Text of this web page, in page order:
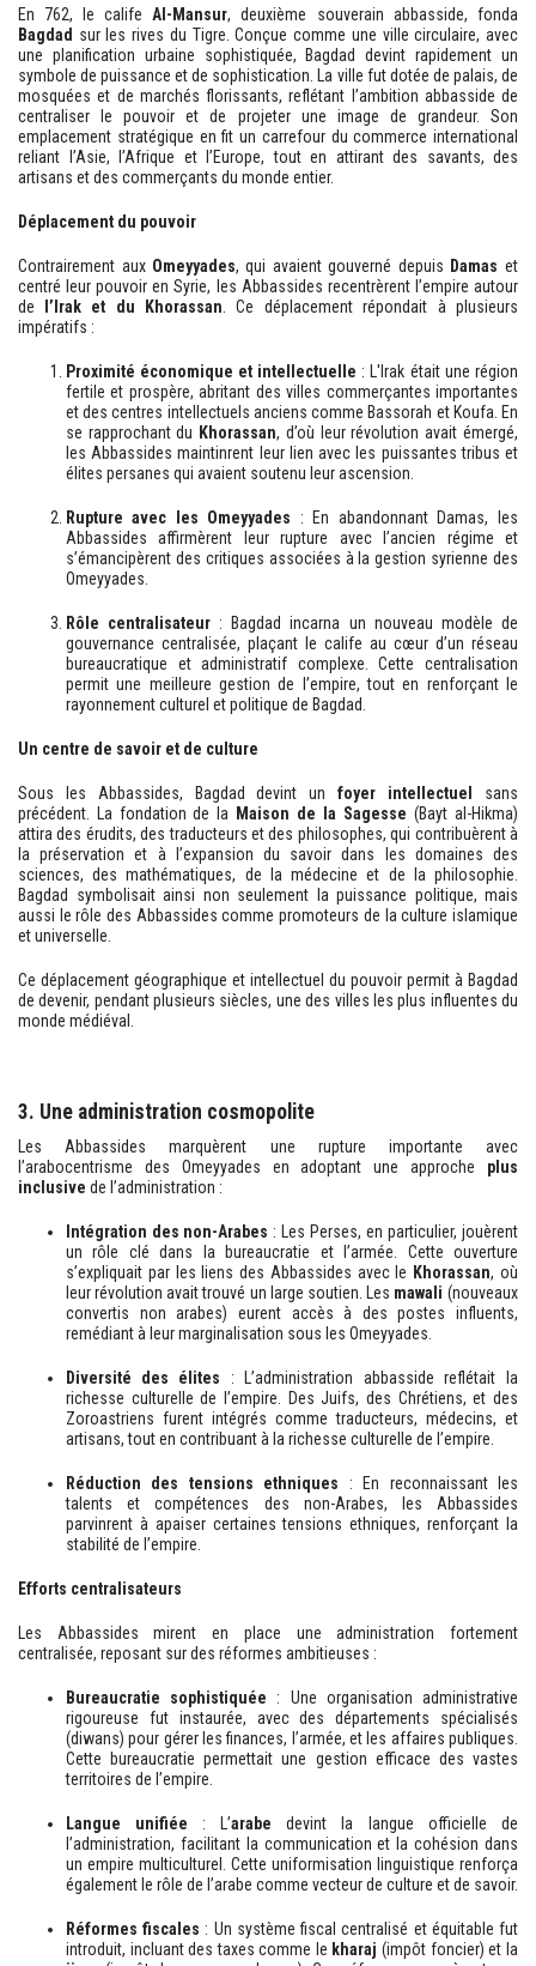
En 762, le calife Al-Mansur, deuxième souverain abbasside, fonda
Bagdad sur les rives du Tigre. Conçue comme une ville circulaire, avec
une planification urbaine sophistiquée, Bagdad devint rapidement un
symbole de puissance et de sophistication. La ville fut dotée de palais, de
mosquées et de marchés florissants, reflétant l’ambition abbasside de
centraliser le pouvoir et de projeter une image de grandeur. Son
emplacement stratégique en fit un carrefour du commerce international
reliant l’Asie, l’Afrique et l’Europe, tout en attirant des savants, des
artisans et des commerçants du monde entier.
Déplacement du pouvoir
Contrairement aux Omeyyades, qui avaient gouverné depuis Damas et
centré leur pouvoir en Syrie, les Abbassides recentrèrent l’empire autour
de
l’Irak et du Khorassan . Ce déplacement répondait à plusieurs
impératifs :
Proximité économique et intellectuelle : L'Irak était une région
fertile et prospère, abritant des villes commerçantes importantes
et des centres intellectuels anciens comme Bassorah et Koufa. En
se rapprochant du Khorassan, d’où leur révolution avait émergé,
les Abbassides maintinrent leur lien avec les puissantes tribus et
élites persanes qui avaient soutenu leur ascension.
Rupture avec les Omeyyades : En abandonnant Damas, les
Abbassides affirmèrent leur rupture avec l’ancien régime et
s’émancipèrent des critiques associées à la gestion syrienne des
Omeyyades.
Rôle centralisateur : Bagdad incarna un nouveau modèle de
gouvernance centralisée, plaçant le calife au cœur d’un réseau
bureaucratique et administratif complexe. Cette centralisation
permit une meilleure gestion de l’empire, tout en renforçant le
rayonnement culturel et politique de Bagdad.
Un centre de savoir et de culture
Sous les Abbassides, Bagdad devint un foyer intellectuel
sans
précédent. La fondation de la
Maison de la Sagesse (Bayt al-Hikma)
attira des érudits, des traducteurs et des philosophes, qui contribuèrent à
la préservation et à l’expansion du savoir dans les domaines des
sciences, des mathématiques, de la médecine et de la philosophie.
Bagdad symbolisait ainsi non seulement la puissance politique, mais
aussi le rôle des Abbassides comme promoteurs de la culture islamique
et universelle.
Ce déplacement géographique et intellectuel du pouvoir permit à Bagdad
de devenir, pendant plusieurs siècles, une des villes les plus influentes du
monde médiéval.
3. Une administration cosmopolite
Les Abbassides marquèrent une rupture importante avec
l’arabocentrisme des Omeyyades en adoptant une approche plus
inclusive de l’administration :
Intégration des non-Arabes : Les Perses, en particulier, jouèrent
un rôle clé dans la bureaucratie et l’armée. Cette ouverture
s’expliquait par les liens des Abbassides avec le Khorassan, où
leur révolution avait trouvé un large soutien. Les mawali (nouveaux
convertis non arabes) eurent accès à des postes influents,
remédiant à leur marginalisation sous les Omeyyades.
Diversité des élites : L’administration abbasside reflétait la
richesse culturelle de l’empire. Des Juifs, des Chrétiens, et des
Zoroastriens furent intégrés comme traducteurs, médecins, et
artisans, tout en contribuant à la richesse culturelle de l’empire.
Réduction des tensions ethniques : En reconnaissant les
talents et compétences des non-Arabes, les Abbassides
parvinrent à apaiser certaines tensions ethniques, renforçant la
stabilité de l’empire.
Efforts centralisateurs
Les Abbassides mirent en place une administration fortement
centralisée, reposant sur des réformes ambitieuses :
Bureaucratie sophistiquée : Une organisation administrative
rigoureuse fut instaurée, avec des départements spécialisés
(diwans) pour gérer les finances, l’armée, et les affaires publiques.
Cette bureaucratie permettait une gestion efficace des vastes
territoires de l’empire.
Langue unifiée : L’arabe devint la langue officielle de
l’administration, facilitant la communication et la cohésion dans
un empire multiculturel. Cette uniformisation linguistique renforça
également le rôle de l’arabe comme vecteur de culture et de savoir.
Réformes fiscales : Un système fiscal centralisé et équitable fut
introduit, incluant des taxes comme le kharaj (impôt foncier) et la